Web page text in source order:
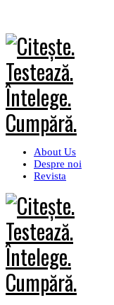
About Us
Despre noi
Revista